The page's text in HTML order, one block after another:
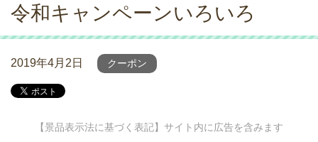
令和キャンペーンいろいろ
2019年4月2日 クーポン
【景品表示法に基づく表記】サイト内に広告を含みます